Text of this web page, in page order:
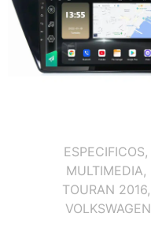
ESPECIFICOS,
MULTIMEDIA,
TOURAN 2016,
VOLKSWAGEN